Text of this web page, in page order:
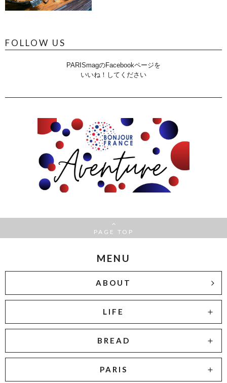
FOLLOW US
PARISmagのFacebookページを
いいね！してください
PAGE TOP
MENU
ABOUT
LIFE
BREAD
PARIS